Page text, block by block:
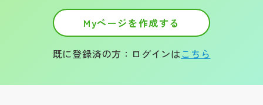
Myページを作成する
既に登録済の方：ログインはこちら